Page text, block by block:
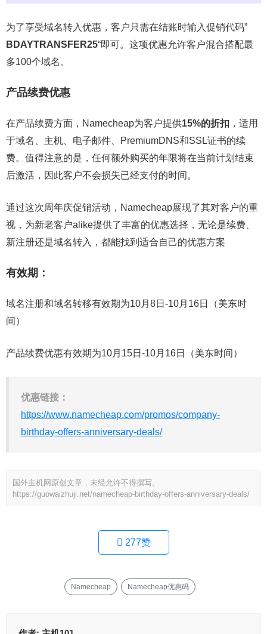
为了享受域名转入优惠，客户只需在结账时输入促销代码”
BDAYTRANSFER25“即可。这项优惠允许客户混合搭配最
多100个域名。
产品续费优惠
在产品续费方面，Namecheap为客户提供15%的折扣 ，适用
于域名、主机、电子邮件、PremiumDNS和SSL证书的续
费。值得注意的是，任何额外购买的年限将在当前计划结束
后激活，因此客户不会损失已经支付的时间。
通过这次周年庆促销活动，Namecheap展现了其对客户的重
视，为新老客户alike提供了丰富的优惠选择，无论是续费、
新注册还是域名转入，都能找到适合自己的优惠方案
有效期：
域名注册和域名转移有效期为10月8日-10月16日（美东时
间）
产品续费优惠有效期为10月15日-10月16日（美东时间）
优惠链接：
https://www.namecheap.com/promos/company-
birthday-offers-anniversary-deals/
国外主机网原创文章，未经允许不得撰写。
https://guowaizhuji.net/namecheap-birthday-offers-anniversary-deals/
277赞
Namecheap Namecheap优惠码